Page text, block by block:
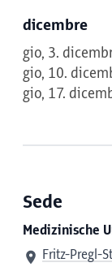
dicembre
gio, 3.
gio, 10.
gio, 17.
Sede
Medizinische
Fritz-Pregl-